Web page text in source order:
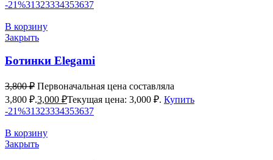
-21%31323334353637
В корзину
Закрыть
Ботинки Elegami
3,800₽ Первоначальная цена составляла
3,800 ₽.3,000 ₽Текущая цена: 3,000 ₽. Купить
-21%31323334353637
В корзину
Закрыть